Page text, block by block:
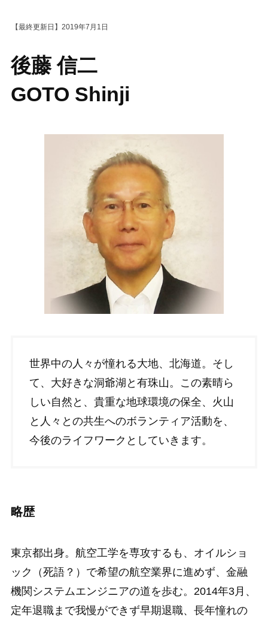
2019年7月1日
後藤 信二
GOTO Shinji
世界中の人々が憧れる大地、北海道。そし
て、大好きな洞爺湖と有珠山。この素晴ら
しい自然と、貴重な地球環境の保全、火山
と人々との共生へのボランティア活動を、
今後のライフワークとしていきます。
略歴
東京都出身。航空工学を専攻するも、オイルショ
ック（死語？）で希望の航空業界に進めず、金融
機関システムエンジニアの道を歩む。2014年3月、
定年退職まで我慢ができず早期退職、長年憧れの